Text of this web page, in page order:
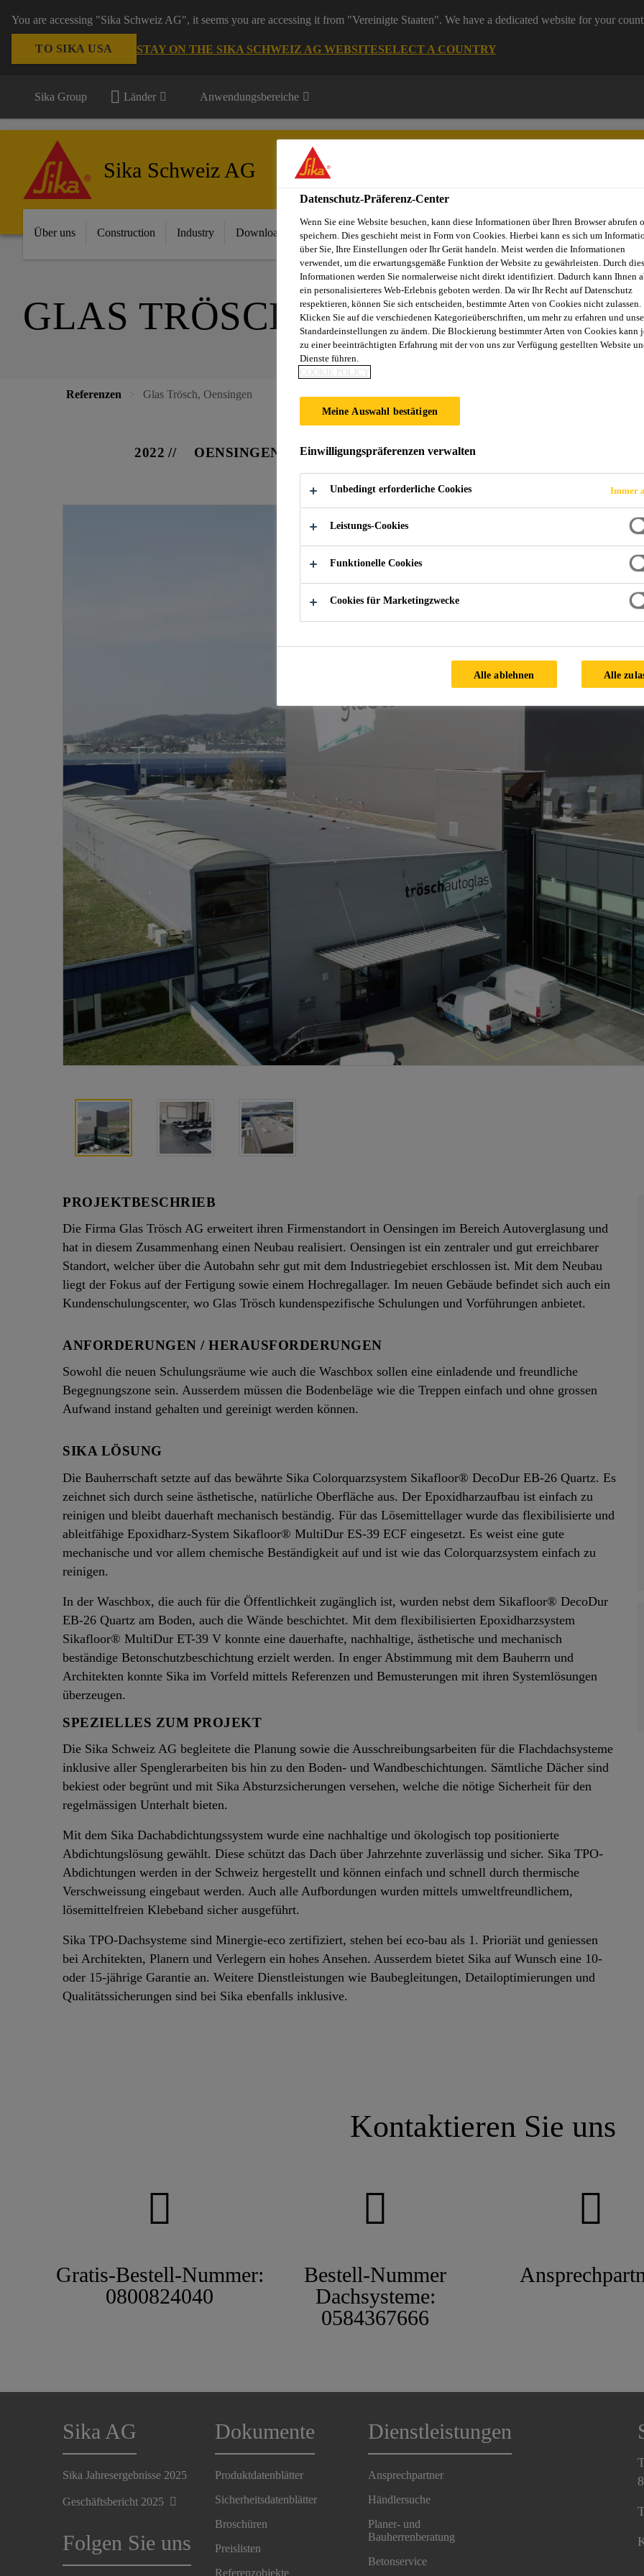
You are accessing "Sika Schweiz AG", it seems you are accessing it from "Vereinigte Staaten". We have a dedicated website for your
TO SIKA USA STAY ON THE SIKA SCHWEIZ AG WEBSITESELECT A COUNTRY
Sika Group Länder Anwendungsbereiche
Sika Schweiz AG
Über uns Construction Industry Download Center Dienstleistungen News Sika Brands Ansprechpartner
GLAS TRÖSCH, OENSINGEN
Referenzen Glas Trösch, Oensingen
2022 OENSINGEN
PROJEKTBESCHRIEB
Die Firma Glas Trösch AG erweitert ihren Firmenstandort in Oensingen im Bereich Autoverglasung und
hat in diesem Zusammenhang einen Neubau realisiert. Oensingen ist ein zentraler und gut erreichbarer
Standort, welcher über die Autobahn sehr gut mit dem Industriegebiet erschlossen ist. Mit dem Neubau
liegt der Fokus auf der Fertigung sowie einem Hochregallager. Im neuen Gebäude befindet sich auch ein
Kundenschulungscenter, wo Glas Trösch kundenspezifische Schulungen und Vorführungen anbietet.
ANFORDERUNGEN / HERAUSFORDERUNGEN
Sowohl die neuen Schulungsräume wie auch die Waschbox sollen eine einladende und freundliche
Begegnungszone sein. Ausserdem müssen die Bodenbeläge wie die Treppen einfach und ohne grossen
Aufwand instand gehalten und gereinigt werden können.
SIKA LÖSUNG
Die Bauherrschaft setzte auf das bewährte Sika Colorquarzsystem Sikafloor® DecoDur EB-26 Quartz. Es
zeichnet sich durch seine ästhetische, natürliche Oberfläche aus. Der Epoxidharzaufbau ist einfach zu
reinigen und bleibt dauerhaft mechanisch beständig. Für das Lösemittellager wurde das flexibilisierte und
ableitfähige Epoxidharz-System Sikafloor® MultiDur ES-39 ECF eingesetzt. Es weist eine gute
mechanische und vor allem chemische Beständigkeit auf und ist wie das Colorquarzsystem einfach zu
reinigen.
In der Waschbox, die auch für die Öffentlichkeit zugänglich ist, wurden nebst dem Sikafloor® DecoDur
EB-26 Quartz am Boden, auch die Wände beschichtet. Mit dem flexibilisierten Epoxidharzsystem
Sikafloor® MultiDur ET-39 V konnte eine dauerhafte, nachhaltige, ästhetische und mechanisch
beständige Betonschutzbeschichtung erzielt werden. In enger Abstimmung mit dem Bauherrn und
Architekten konnte Sika im Vorfeld mittels Referenzen und Bemusterungen mit ihren Systemlösungen
überzeugen.
SPEZIELLES ZUM PROJEKT
Die Sika Schweiz AG begleitete die Planung sowie die Ausschreibungsarbeiten für die Flachdachsysteme
inklusive aller Spenglerarbeiten bis hin zu den Boden- und Wandbeschichtungen. Sämtliche Dächer sind
bekiest oder begrünt und mit Sika Absturzsicherungen versehen, welche die nötige Sicherheit für den
regelmässigen Unterhalt bieten.
Mit dem Sika Dachabdichtungssystem wurde eine nachhaltige und ökologisch top positionierte
Abdichtungslösung gewählt. Diese schützt das Dach über Jahrzehnte zuverlässig und sicher. Sika TPO-
Abdichtungen werden in der Schweiz hergestellt und können einfach und schnell durch thermische
Verschweissung eingebaut werden. Auch alle Aufbordungen wurden mittels umweltfreundlichem,
lösemittelfreien Klebeband sicher ausgeführt.
Sika TPO-Dachsysteme sind Minergie-eco zertifiziert, stehen bei eco-bau als 1. Prioriät und geniessen
bei Architekten, Planern und Verlegern ein hohes Ansehen. Ausserdem bietet Sika auf Wunsch eine 10-
oder 15-jährige Garantie an. Weitere Dienstleistungen wie Baubegleitungen, Detailoptimierungen und
Qualitätssicherungen sind bei Sika ebenfalls inklusive.
Kontaktieren Sie uns
Gratis-Bestell-Nummer:
0800824040
Bestell-Nummer
Dachsysteme:
0584367666
Sika AG
Sika Jahresergebnisse 2025
Geschäftsbericht 2025
Folgen Sie uns
Dokumente
Produktdatenblätter
Sicherheitsdatenblätter
Broschüren
Preislisten
Referenzobjekte
Dienstleistungen
Ansprechpartner
Händlersuche
Planer- und
Bauherrenberatung
Betonservice
Datenschutz-Präferenz-Center
Wenn Sie eine Website besuchen, kann diese Informationen über Ihren Browser abrufen
speichern. Dies geschieht meist in Form von Cookies. Hierbei kann es sich um
über Sie, Ihre Einstellungen oder Ihr Gerät handeln. Meist werden die Informationen
verwendet, um die erwartungsgemäße Funktion der Website zu gewährleisten. Durch
Informationen werden Sie normalerweise nicht direkt identifiziert. Dadurch kann Ihnen
ein personalisierteres Web-Erlebnis geboten werden. Da wir Ihr Recht auf Datenschutz
respektieren, können Sie sich entscheiden, bestimmte Arten von Cookies nicht zulassen.
Klicken Sie auf die verschiedenen Kategorieüberschriften, um mehr zu erfahren und
Standardeinstellungen zu ändern. Die Blockierung bestimmter Arten von Cookies kann
zu einer beeinträchtigten Erfahrung mit der von uns zur Verfügung gestellten Website
Dienste führen.
COOKIE POLICY
Meine Auswahl bestätigen
Einwilligungspräferenzen verwalten
Unbedingt erforderliche Cookies Immer
Leistungs-Cookies
Funktionelle Cookies
Cookies für Marketingzwecke
Alle ablehnen Alle